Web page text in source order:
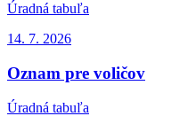
Úradná tabuľa
14. 7. 2026
Oznam pre voličov
Úradná tabuľa